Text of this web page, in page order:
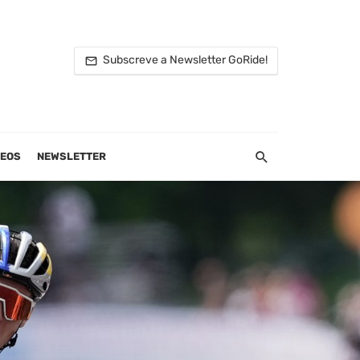
Subscreve a Newsletter GoRide!
NEWSLETTER